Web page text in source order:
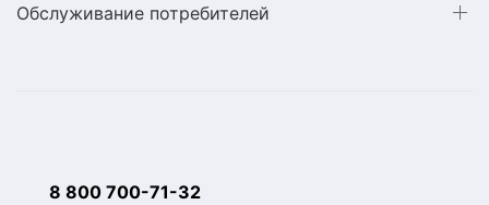
Обслуживание потребителей
8 800 700-71-32